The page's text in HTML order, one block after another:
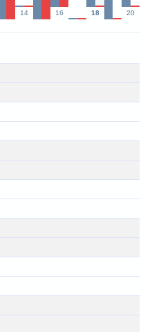
14 16 18 20
- остановка ул. 1-я